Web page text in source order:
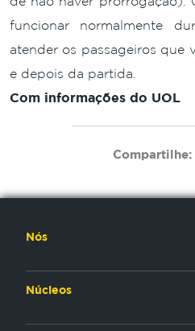
funcionar normalmente
atender os passageiros que
e depois da partida.
Com informações do UOL
Compartilhe:
Nós
Núcleos